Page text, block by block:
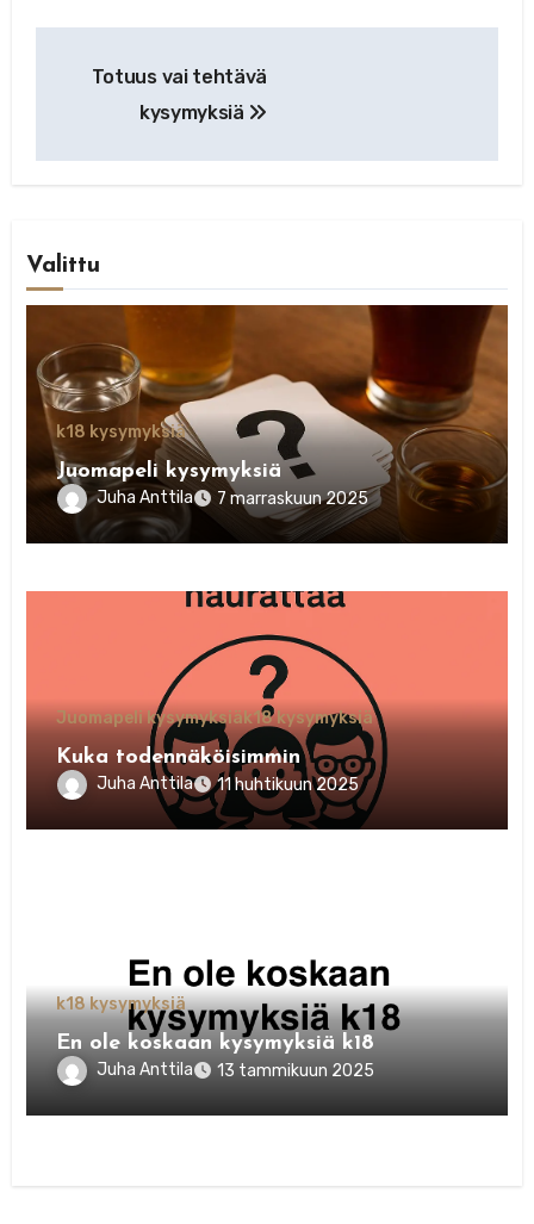
selaus
Totuus vai tehtävä
kysymyksiä
Valittu
k18 kysymyksiä
Juomapeli kysymyksiä
Juha Anttila 7 marraskuun 2025
Juomapeli kysymyksiäk18 kysymyksiä
Kuka todennäköisimmin
Juha Anttila 11 huhtikuun 2025
k18 kysymyksiä
En ole koskaan kysymyksiä k18
Juha Anttila 13 tammikuun 2025